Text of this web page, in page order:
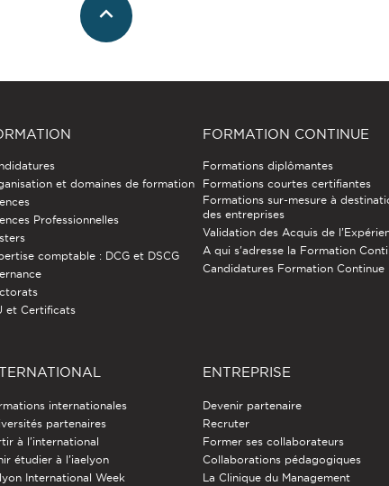
et domaines de formation
Professionnelles
comptable : DCG et DSCG
et Certificats
FORMATION CONTINUE
Formations diplômantes
Formations courtes certifiantes
Formations sur-mesure à
des entreprises
Validation des Acquis de
A qui s'adresse la Formation
Candidatures Formation Continue
internationales
partenaires
à l'international
étudier à l’iaelyon
International Week
ENTREPRISE
Devenir partenaire
Recruter
Former ses collaborateurs
Collaborations pédagogiques
La Clinique du Management